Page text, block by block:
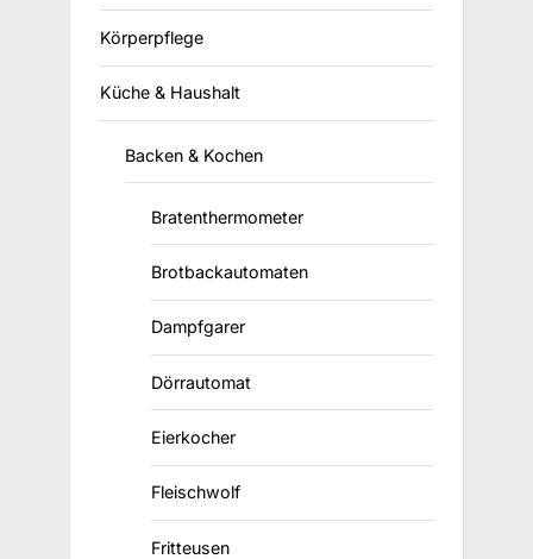
Körperpflege
Küche & Haushalt
Backen & Kochen
Bratenthermometer
Brotbackautomaten
Dampfgarer
Dörrautomat
Eierkocher
Fleischwolf
Fritteusen